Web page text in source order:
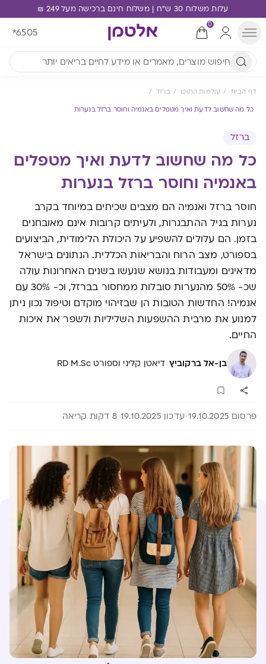
עלות משלוח 30 ש"ח | משלוח חינם ברכישה מעל 249 ₪
0
*6505
דף הבית עולמות התוכן ברזל
כל מה שחשוב לדעת ואיך מטפלים באנמיה וחוסר ברזל בנערות
ברזל
כל מה שחשוב לדעת ואיך מטפלים
באנמיה וחוסר ברזל בנערות
חוסר ברזל ואנמיה הם מצבים שכיחים במיוחד בקרב
נערות בגיל ההתבגרות, ולעיתים קרובות אינם מאובחנים
בזמן. הם עלולים להשפיע על היכולת הלימודית, הביצועים
בספורט, מצב הרוח והבריאות הכללית. הנתונים בישראל
מדאיגים ומעבודות בנושא שנעשו בשנים האחרונות עולה
שכ- 50% מהנערות סובלות ממחסור בברזל, וכ- 30% עם
אנמיה! החדשות הטובות הן שבזיהוי מוקדם וטיפול נכון ניתן
למנוע את מרבית ההשפעות השליליות ולשפר את איכות
החיים.
בן-אל ברקוביץ·דיאטן קליני וספורט RD M.Sc
פרסום 19.10.2025 עדכון 19.10.2025 8 דקות קריאה